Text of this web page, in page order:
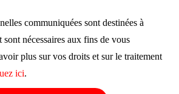
communiquées sont destinées à
nécessaires aux fins de vous
plus sur vos droits et sur le traitement
ici.